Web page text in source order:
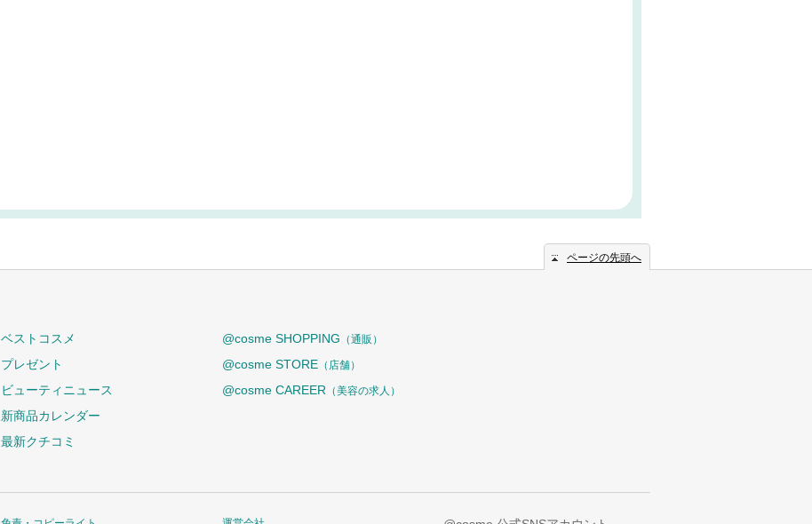
ページの先頭へ
ベストコスメ
プレゼント
ビューティニュース
新商品カレンダー
最新クチコミ
@cosme SHOPPING （通販）
@cosme STORE （店舗）
@cosme CAREER （美容の求人）